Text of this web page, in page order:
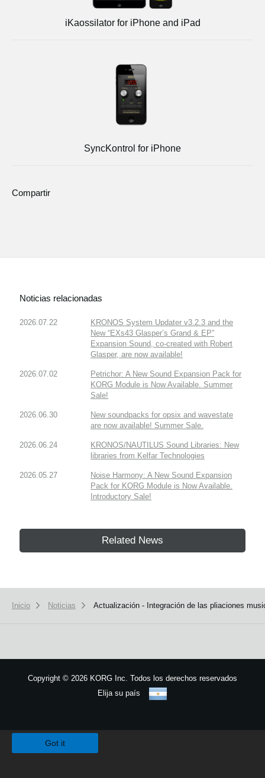
iKaossilator for iPhone and iPad
SyncKontrol for iPhone
Compartir
Noticias relacionadas
2026.07.22
KRONOS System Updater v3.2.3 and the
New “EXs43 Glasper’s Grand & EP”
Expansion Sound, co-created with Robert
Glasper, are now available!
2026.07.02
Petrichor: A New Sound Expansion Pack for
KORG Module is Now Available. Summer
Sale!
2026.06.30
New soundpacks for opsix and wavestate
are now available! Summer Sale.
2026.06.24
KRONOS/NAUTILUS Sound Libraries: New
libraries from Kelfar Technologies
2026.05.27
Noise Harmony: A New Sound Expansion
Pack for KORG Module is Now Available.
Introductory Sale!
Related News
Inicio Noticias Actualización - Integración de las pliaciones
Copyright © 2026 KORG Inc. Todos los derechos reservados
Elija su país
Got it